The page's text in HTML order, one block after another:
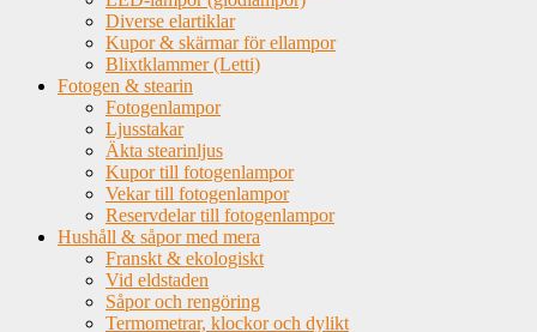
Diverse elartiklar
Kupor & skärmar för ellampor
Blixtklammer (Letti)
Fotogen & stearin
Fotogenlampor
Ljusstakar
Äkta stearinljus
Kupor till fotogenlampor
Vekar till fotogenlampor
Reservdelar till fotogenlampor
Hushåll & såpor med mera
Franskt & ekologiskt
Vid eldstaden
Såpor och rengöring
Termometrar, klockor och dylikt